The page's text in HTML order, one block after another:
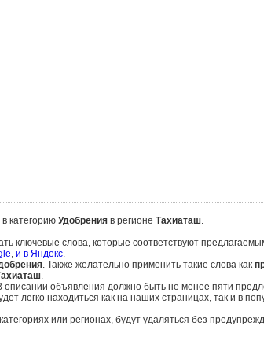
в категорию Удобренияв регионе Тахиаташ.
ключевые слова, которые соответствуют
, и в Яндекс.
. Также желательно применить такие слова как
.
объявления должно быть не менее пяти
легко находиться как на наших страницах, так и в
или регионах, будут удаляться без